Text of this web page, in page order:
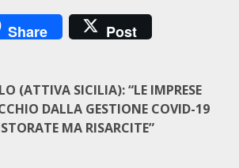
Share Post
(ATTIVA SICILIA): “LE IMPRESE
DALLA GESTIONE COVID-19
MA RISARCITE”